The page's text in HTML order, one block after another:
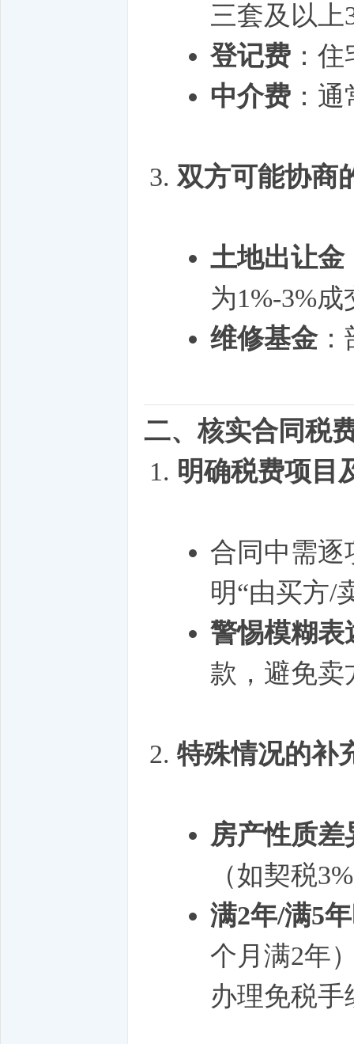
三套及以上
登记费 ：
中介费 ：
双方可能协商
土地出让金
为1%-3%成
维修基金：
二、核实合同税
明确税费项目
合同中需逐
明“由买方/
警惕模糊表
款，避免卖
特殊情况的补
房产性质差
（如契税
满2年/满5
个月满2年
办理免税手